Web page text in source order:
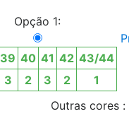
Opção 1:
39 40 41 42 43/44
3 2 3 2 1
Outras cores :